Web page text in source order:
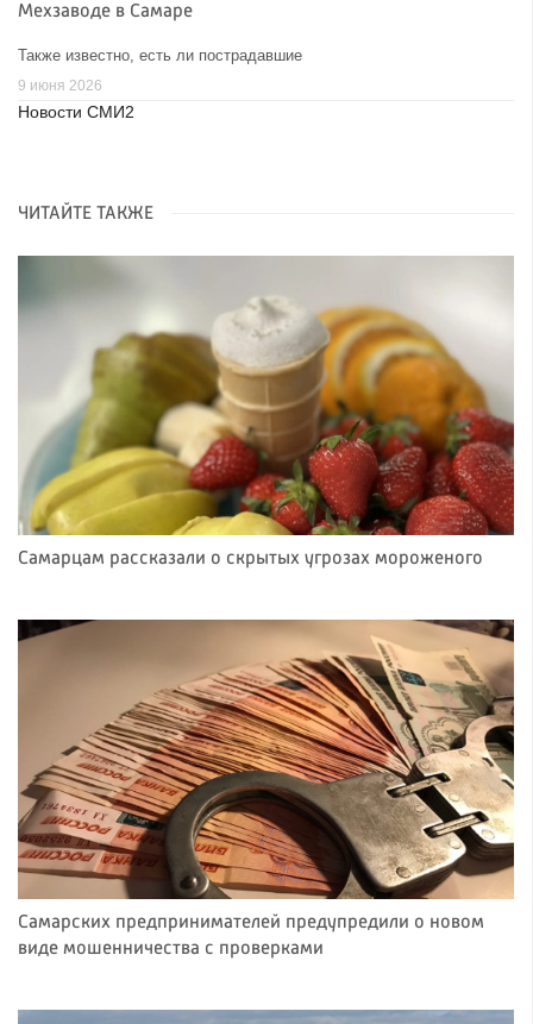
Мехзаводе в Самаре
Также известно, есть ли пострадавшие
9 июня 2026
Новости СМИ2
ЧИТАЙТЕ ТАКЖЕ
Самарцам рассказали о скрытых угрозах мороженого
Самарских предпринимателей предупредили о новом
виде мошенничества с проверками